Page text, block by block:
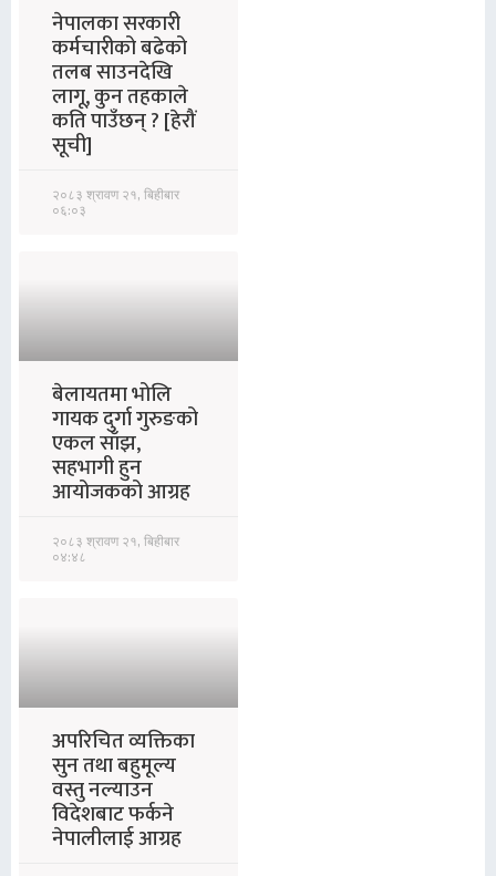
नेपालका सरकारी
कर्मचारीको बढेको
तलब साउनदेखि
लागू, कुन तहकाले
कति पाउँछन् ? [हेरौं
सूची]
२०८३ श्रावण २१, बिहीबार
०६:०३
बेलायतमा भोलि
गायक दुर्गा गुरुङको
एकल साँझ,
सहभागी हुन
आयोजकको आग्रह
२०८३ श्रावण २१, बिहीबार
०४:४८
अपरिचित व्यक्तिका
सुन तथा बहुमूल्य
वस्तु नल्याउन
विदेशबाट फर्कने
नेपालीलाई आग्रह